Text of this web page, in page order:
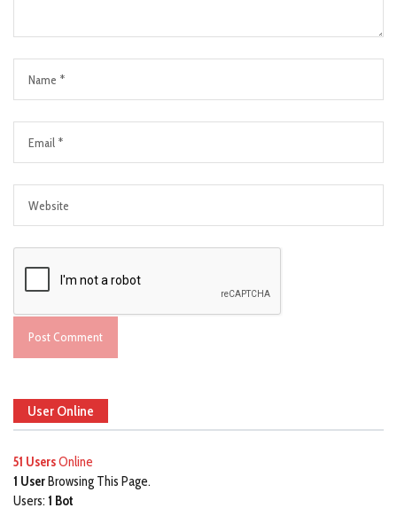
User Online
51 UsersOnline
1 UserBrowsing This Page.
Users: 1 Bot